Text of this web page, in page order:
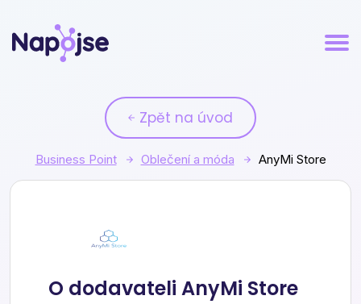
Zpět na úvod
Business Point Oblečení a móda AnyMi Store
O dodavateli AnyMi Store